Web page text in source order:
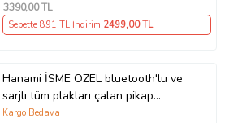
3390,00 TL
Sepette 891 TL İndirim 2499,00 TL
Hanami İSME ÖZEL bluetooth'lu ve
sarjlı tüm plakları çalan pikap
(Kahverengi)
Kargo Bedava